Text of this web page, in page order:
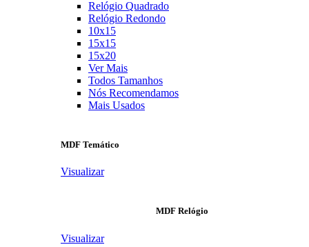
Relógio Quadrado
Relógio Redondo
10x15
15x15
15x20
Ver Mais
Todos Tamanhos
Nós Recomendamos
Mais Usados
MDF Temático
Visualizar
MDF Relógio
Visualizar